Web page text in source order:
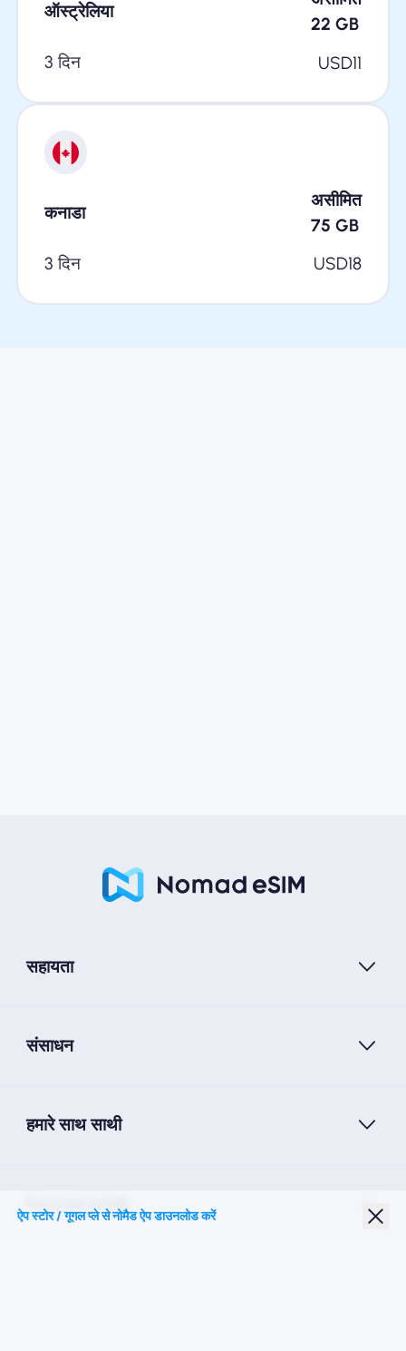
ऑस्ट्रेलिया
22 GB
3 दिन
USD11
कनाडा
असीमित
75 GB
3 दिन
USD18
सहायता
संसाधन
हमारे साथ साथी
Nomad eSIM
ऐप स्टोर / गूगल प्ले से नोमैड ऐप डाउनलोड करें